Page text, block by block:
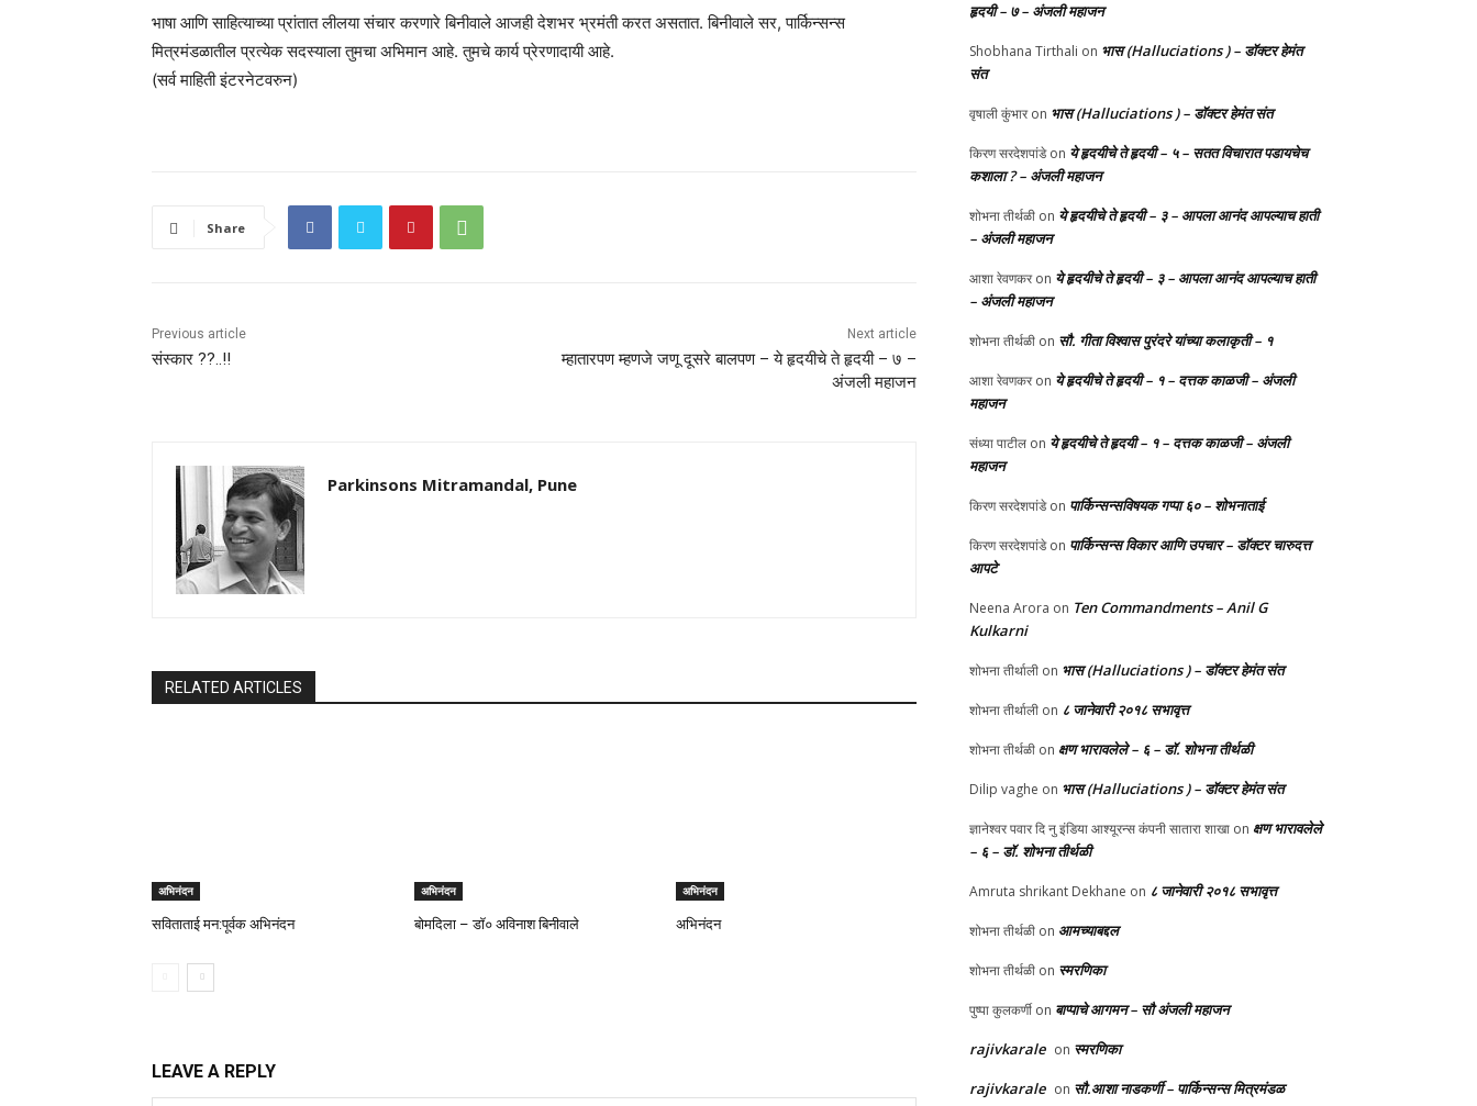
भाषा आणि साहित्याच्या प्रांतात लीलया संचार करणारे बिनीवाले आजही देशभर भ्रमंती करत असतात. बिनीवाले सर, पार्किन्सन्स
मित्रमंडळातील प्रत्येक सदस्याला तुमचा अभिमान आहे. तुमचे कार्य प्रेरणादायी आहे.
(सर्व माहिती इंटरनेटवरुन)
Share
Previous article
संस्कार ??..!!
Next article
म्हातारपण म्हणजे जणू दूसरे बालपण – ये हृदयीचे ते हृदयी – ७ –
अंजली महाजन
Parkinsons Mitramandal, Pune
RELATED ARTICLES
अभिनंदन
सविताताई मन:पूर्वक अभिनंदन
अभिनंदन
बोमदिला – डॉ० अविनाश बिनीवाले
अभिनंदन
अभिनंदन
LEAVE A REPLY
हृदयी – ७ – अंजली महाजन
Shobhana Tirthali on भास (Halluciations ) – डॉक्टर हेमंत
संत
वृषाली कुंभारon भास (Halluciations ) – डॉक्टर हेमंत संत
किरण सरदेशपांडेon ये हृदयीचे ते हृदयी – ५ – सतत विचारात पडायचेच
कशाला ? – अंजली महाजन
शोभना तीर्थळी on ये हृदयीचे ते हृदयी – ३ – आपला आनंद आपल्याच हाती
– अंजली महाजन
आशा रेवणकरon ये हृदयीचे ते हृदयी – ३ – आपला आनंद आपल्याच हाती
– अंजली महाजन
शोभना तीर्थळी on सौ. गीता विश्वास पुरंदरे यांच्या कलाकृती – १
आशा रेवणकरon ये हृदयीचे ते हृदयी – १ – दत्तक काळजी – अंजली
महाजन
संध्या पाटील on ये हृदयीचे ते हृदयी – १ – दत्तक काळजी – अंजली
महाजन
किरण सरदेशपांडेon पार्किन्सन्सविषयक गप्पा ६० – शोभनाताई
किरण सरदेशपांडेon पार्किन्सन्स विकार आणि उपचार – डॉक्टर चारुदत्त
आपटे
Neena Arora on Ten Commandments – Anil G
Kulkarni
शोभना तीर्थाली on भास (Halluciations ) – डॉक्टर हेमंत संत
शोभना तीर्थाली on ८ जानेवारी २०१८ सभावृत्त
शोभना तीर्थळी on क्षण भारावलेले – ६ – डॉ. शोभना तीर्थळी
Dilip vaghe on भास (Halluciations ) – डॉक्टर हेमंत संत
ज्ञानेश्वर पवार दि नु इंडिया आश्यूरन्स कंपनी सातारा शाखा on क्षण भारावलेले
– ६ – डॉ. शोभना तीर्थळी
Amruta shrikant Dekhane on ८ जानेवारी २०१८ सभावृत्त
शोभना तीर्थळी on आमच्याबद्दल
शोभना तीर्थळी on स्मरणिका
पुष्पा कुलकर्णी on बाप्पाचे आगमन – सौ अंजली महाजन
rajivkarale on स्मरणिका
rajivkarale on सौ.आशा नाडकर्णी – पार्किन्सन्स मित्रमंडळ